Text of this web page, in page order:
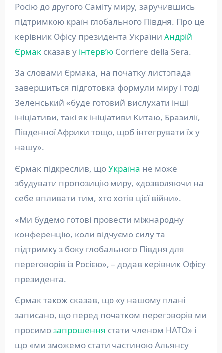
Росію до другого Саміту миру, заручившись
підтримкою країн глобального Півдня. Про це
керівник Офісу президента України Андрій
Єрмаксказав у інтерв’юCorriere della Sera.
За словами Єрмака, на початку листопада
завершиться підготовка формули миру і тоді
Зеленський «буде готовий вислухати інші
ініціативи, такі як ініціативи Китаю, Бразилії,
Південної Африки тощо, щоб інтегрувати їх у
нашу».
Єрмак підкреслив, щоУкраїна не може
збудувати пропозицію миру, «дозволяючи на
себе впливати тим, хто хотів цієї війни».
«Ми будемо готові провести міжнародну
конференцію, коли відчуємо силу та
підтримку з боку глобального Півдня для
переговорів із Росією», – додав керівник Офісу
президента.
Єрмак також сказав, що «у нашому плані
записано, що перед початком переговорів ми
просимозапрошення стати членом НАТО» і
що «ми зможемо стати частиною Альянсу